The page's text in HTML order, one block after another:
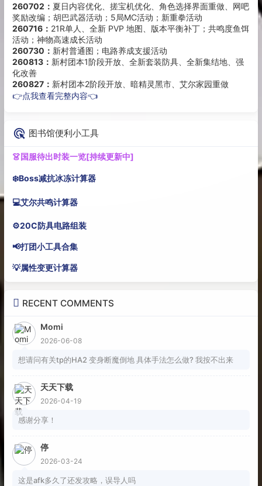
260702： 夏日内容优化、搓宝机优化、角色选择界面重做、网吧
奖励改编；胡巴武器活动；5局MC活动；新重拳活动
260716： 21R单人、全新 PVP 地图、版本平衡补丁；共鸣度鱼饵
活动；神物高速成长活动
260730： 新村普通图；电路养成支援活动
260813： 新村团本1阶段开放、全新套装防具、全新集结地、强
化改善
260827： 新村团本2阶段开放、暗精灵黑市、艾尔家园重做
👉点我查看完整内容👈
图书馆便利小工具
👗国服待出时装一览[持续更新中]
❄️Boss减抗冰冻计算器
💻艾尔共鸣计算器
⚙️20C防具电路组装
📢打团小工具合集
💡属性变更计算器
RECENT COMMENTS
Momi
2026-06-08
想请问有关tp的HA2 变身断魔倒地 具体手法怎么做? 我按不出来
天天下载
2026-04-19
感谢分享！
停
2026-03-24
这是afk多久了还发攻略，误导人吗